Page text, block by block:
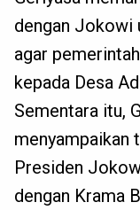
dengan Jokowi
agar
kepada Desa
Sementara itu,
menyampaikan
Presiden
dengan Krama